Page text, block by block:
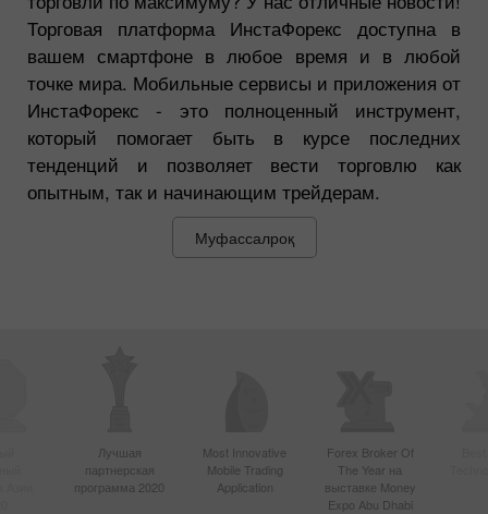
Торговая платформа ИнстаФорекс доступна в
вашем смартфоне в любое время и в любой
точке мира. Мобильные сервисы и приложения от
ИнстаФорекс - это полноценный инструмент,
который помогает быть в курсе последних
тенденций и позволяет вести торговлю как
опытным, так и начинающим трейдерам.
Муфассалроқ
Лучшая
партнерская
программа 2020
Most Innovative
Mobile Trading
Application
Forex Broker Of
The Year на
выставке Money
Expo Abu Dhabi